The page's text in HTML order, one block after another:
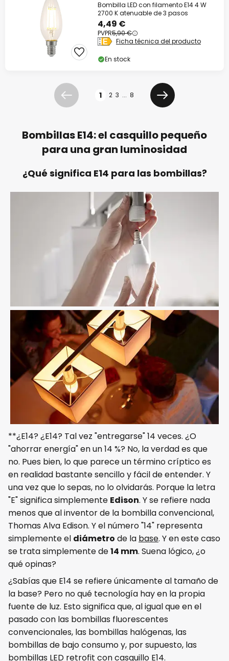
Bombilla LED con filamento E14 4 W
2700 K atenuable de 3 pasos
4,49 €
PVPR5,90 €
Ficha técnica del producto
En stock
Anterior 1 2 3 ... 8
Siguiente
Bombillas E14: el casquillo pequeño
para una gran luminosidad
¿Qué significa E14 para las bombillas?
**¿E14? ¿E14? Tal vez "entregarse" 14 veces. ¿O
"ahorrar energía" en un 14 %? No, la verdad es que
no. Pues bien, lo que parece un término críptico es
en realidad bastante sencillo y fácil de entender. Y
una vez que lo sepas, no lo olvidarás. Porque la letra
"E" significa simplemente Edison. Y se refiere nada
menos que al inventor de la bombilla convencional,
Thomas Alva Edison. Y el número "14" representa
simplemente el diámetro de la base. Y en este caso
se trata simplemente de14 mm. Suena lógico, ¿o
qué opinas?
¿Sabías que E14 se refiere únicamente al tamaño de
la base? Pero no qué tecnología hay en la propia
fuente de luz. Esto significa que, al igual que en el
pasado con las bombillas fluorescentes
convencionales, las bombillas halógenas, las
bombillas de bajo consumo y, por supuesto, las
bombillas LED retrofit con casquillo E14.